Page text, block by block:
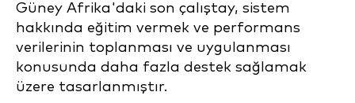
Güney Afrika'daki son çalıştay, sistem
hakkında eğitim vermek ve performans
verilerinin toplanması ve uygulanması
konusunda daha fazla destek sağlamak
üzere tasarlanmıştır.